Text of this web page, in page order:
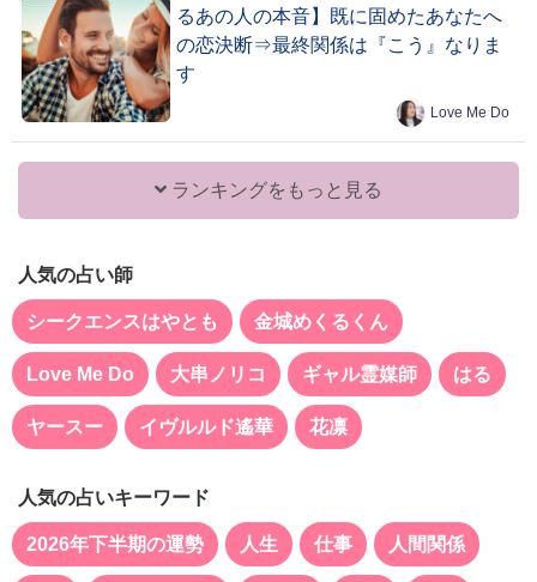
るあの人の本音】既に固めたあなたへ
の恋決断⇒最終関係は『こう』なりま
す
Love Me Do
ランキングをもっと見る
人気の占い師
シークエンスはやとも 金城めくるくん
Love Me Do 大串ノリコ ギャル霊媒師 はる
ヤースー イヴルルド遙華 花凛
人気の占いキーワード
2026年下半期の運勢 人生 仕事 人間関係